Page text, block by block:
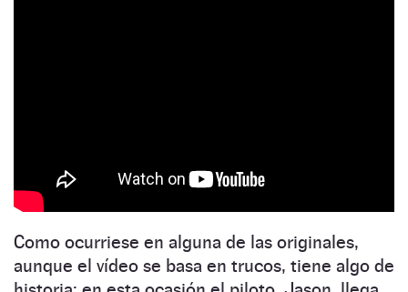
Como ocurriese en alguna de las originales,
aunque el vídeo se basa en trucos, tiene algo de